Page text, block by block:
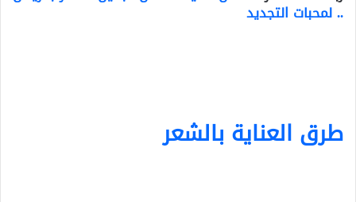
.. لمحبات التجديد
طرق العناية بالشعر